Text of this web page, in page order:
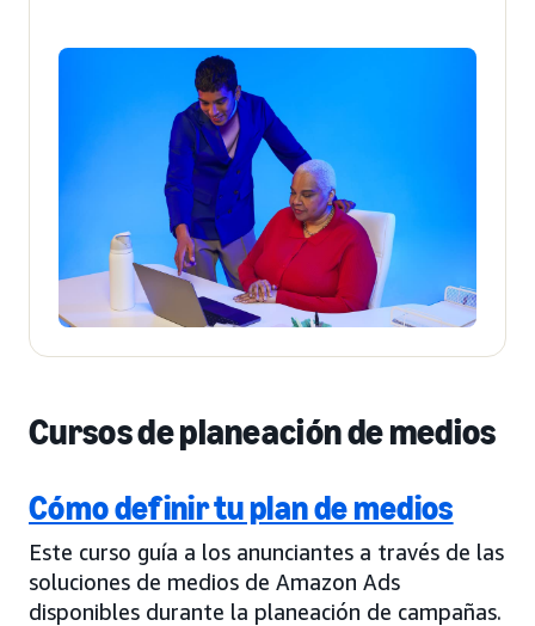
Cursos de planeación de medios
Cómo definir tu plan de medios
Este curso guía a los anunciantes a través de las
soluciones de medios de Amazon Ads
disponibles durante la planeación de campañas.